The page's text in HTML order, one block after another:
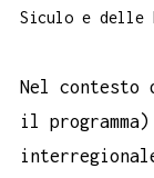
Siculo e delle
Nel contesto
il